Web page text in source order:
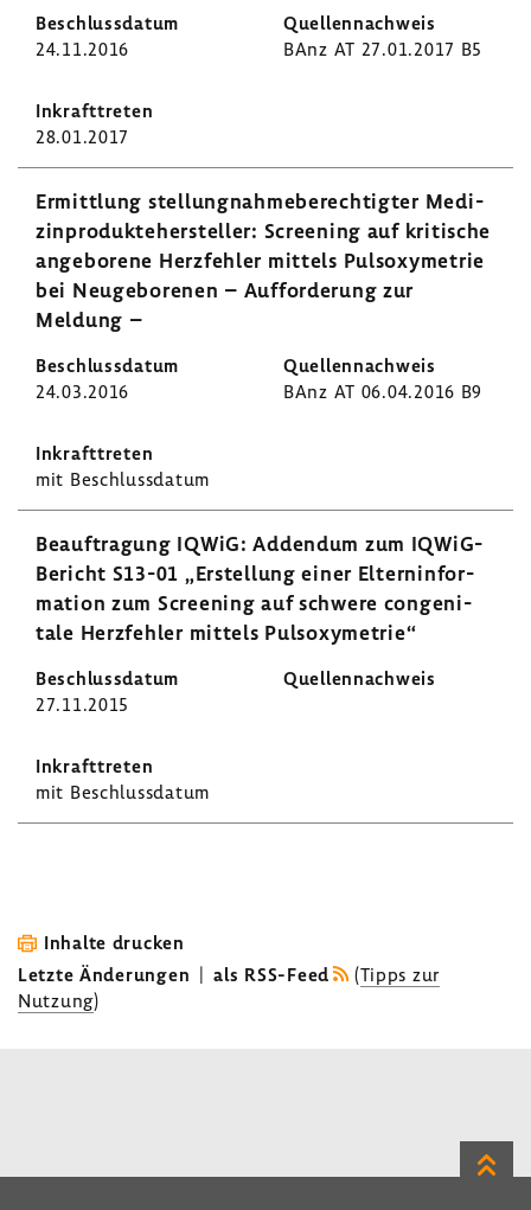
24.11.2016 BAnz AT 27.01.2017 B5
28.01.2017
Ermitt­lung stel­lung­nah­me­be­rech­tigter Medi­
zin­pro­dukte­her­steller: Scree­ning auf kriti­sche
ange­bo­rene Herz­fehler mittels Puls­oxy­me­trie
bei Neuge­bo­renen – Auffor­de­rung zur
Meldung –
24.03.2016 BAnz AT 06.04.2016 B9
mit Beschluss­datum
Beauf­tra­gung IQWiG: Addendum zum IQWiG-​
Bericht S13-01 „Erstel­lung einer Eltern­in­for­
ma­tion zum Scree­ning auf schwere conge­ni­
tale Herz­fehler mittels Puls­oxy­me­trie“
27.11.2015
mit Beschluss­datum
Inhalte drucken
Letzte Änderungen | als RSS-Feed (Tipps zur
Nutzung)
Zum